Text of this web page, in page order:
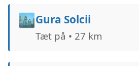
🏙️Gura Solcii
Tæt på • 27 km